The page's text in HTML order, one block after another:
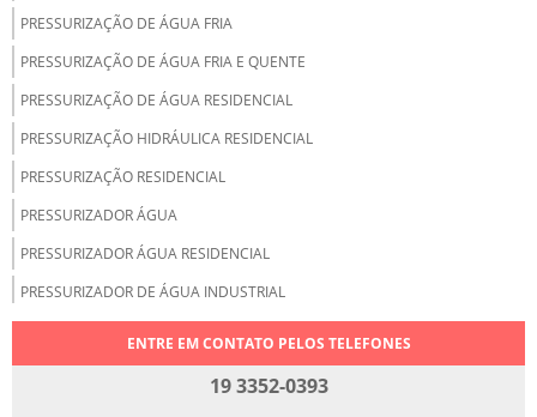
PRESSURIZAÇÃO DE ÁGUA FRIA
PRESSURIZAÇÃO DE ÁGUA FRIA E QUENTE
PRESSURIZAÇÃO DE ÁGUA RESIDENCIAL
PRESSURIZAÇÃO HIDRÁULICA RESIDENCIAL
PRESSURIZAÇÃO RESIDENCIAL
PRESSURIZADOR ÁGUA
PRESSURIZADOR ÁGUA RESIDENCIAL
PRESSURIZADOR DE ÁGUA INDUSTRIAL
RECALQUE DE ÁGUA
ENTRE EM CONTATO PELOS TELEFONES
19 3352-0393